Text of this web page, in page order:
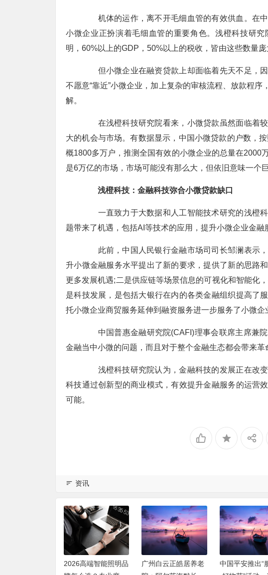
机体的运作，离不开毛细血管的有效供血。在中
小微企业正扮演着毛细血管的重要角色。浅橙科技研
明，60%以上的GDP，50%以上的税收，皆由这些数量庞
但小微企业在融资贷款上却面临着先天不足，因
不愿意“靠近”小微企业，加上复杂的审核流程、放款程
解。
在浅橙科技研究院看来，小微贷款虽然面临着较
大的机会与市场。有数据显示，中国小微贷款的户数，
概1800多万户，推测全国有效的小微企业的总量在2000
是6万亿的市场，市场可能没有那么大，但依旧意味一个
浅橙科技：金融科技弥合小微贷款缺口
一直致力于大数据和人工智能技术研究的浅橙科
题带来了机遇，包括AI等技术的应用，提升小微企业金融
此前，中国人民银行金融市场司司长邹澜表示，
升小微金融服务水平提出了新的要求，提供了新的思路
更多发展机遇;二是供应链等场景信息的可视化和智能化
是科技发展，是包括大银行在内的各类金融组织提高了
托小微企业商贸服务延伸到融资服务进一步服务了小微企
中国普惠金融研究院(CAFI)理事会联席主席兼院
金融当中小微的问题，而且对于整个金融生态都会带来革
浅橙科技研究院认为，金融科技的发展正在改变
科技通过创新型的商业模式，有效提升金融服务的运营
可能。
资讯
2026高端智能照明品
广州白云正皓居养老
中国平安推出“